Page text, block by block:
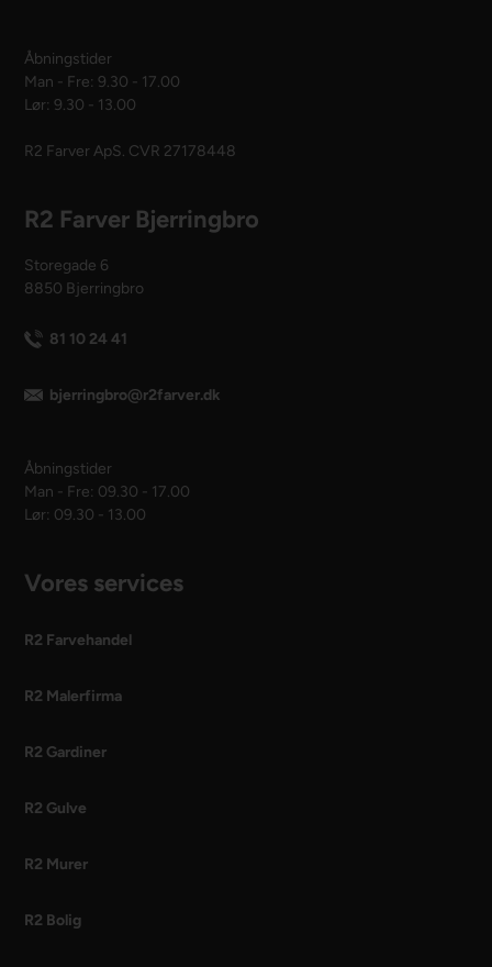
Åbningstider
Man - Fre: 9.30 - 17.00
Lør: 9.30 - 13.00
R2 Farver ApS. CVR 27178448
R2 Farver Bjerringbro
Storegade 6
8850 Bjerringbro
81 10 24 41
bjerringbro@r2farver.dk
Åbningstider
Man - Fre: 09.30 - 17.00
Lør: 09.30 - 13.00
Vores services
R2 Farvehandel
R2 Malerfirma
R2 Gardiner
R2 Gulve
R2 Murer
R2 Bolig